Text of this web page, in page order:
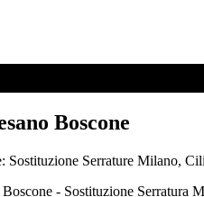
Boscone
Sostituzione Serrature Milano,